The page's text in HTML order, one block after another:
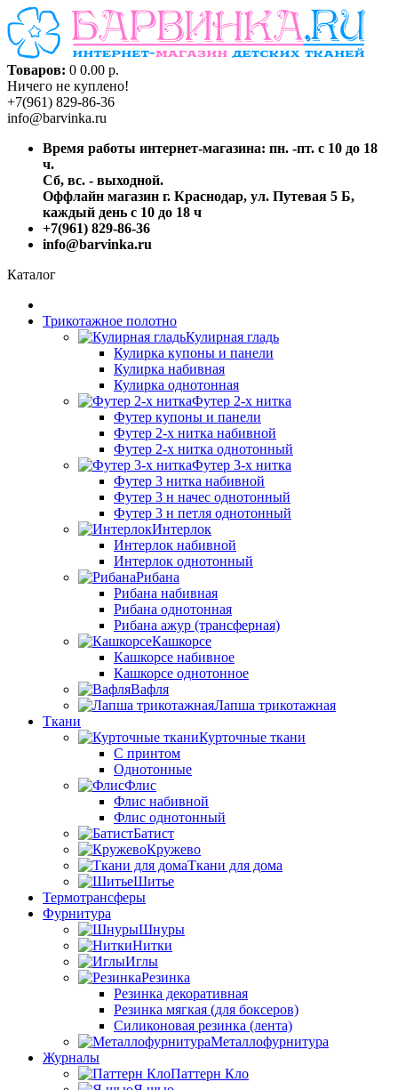
Товаров: 0 0.00 р.
Ничего не куплено!
+7(961) 829-86-36
info@barvinka.ru
Время работы интернет-магазина: пн. -пт. с 10 до 18
ч.
Сб, вс. - выходной.
Оффлайн магазин г. Краснодар, ул. Путевая 5 Б,
каждый день с 10 до 18 ч
+7(961) 829-86-36
info@barvinka.ru
Каталог
Трикотажное полотно
Кулирная гладь
Кулирка купоны и панели
Кулирка набивная
Кулирка однотонная
Футер 2-х нитка
Футер купоны и панели
Футер 2-х нитка набивной
Футер 2-х нитка однотонный
Футер 3-х нитка
Футер 3 нитка набивной
Футер 3 н начес однотонный
Футер 3 н петля однотонный
Интерлок
Интерлок набивной
Интерлок однотонный
Рибана
Рибана набивная
Рибана однотонная
Рибана ажур (трансферная)
Кашкорсе
Кашкорсе набивное
Кашкорсе однотонное
Вафля
Лапша трикотажная
Ткани
Курточные ткани
С принтом
Однотонные
Флис
Флис набивной
Флис однотонный
Батист
Кружево
Ткани для дома
Шитье
Термотрансферы
Фурнитура
Шнуры
Нитки
Иглы
Резинка
Резинка декоративная
Резинка мягкая (для боксеров)
Силиконовая резинка (лента)
Металлофурнитура
Журналы
Паттерн Кло